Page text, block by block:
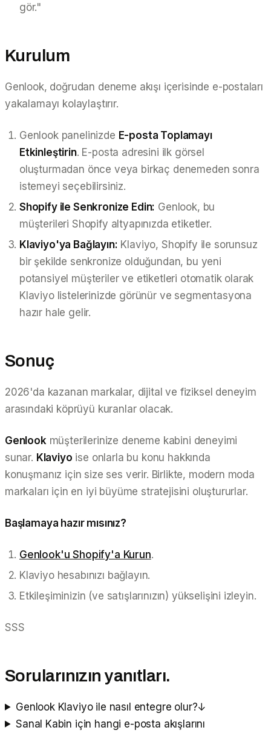
gör."
Kurulum
Genlook, doğrudan deneme akışı içerisinde e-postaları
yakalamayı kolaylaştırır.
Genlook panelinizde E-posta Toplamayı
Etkinleştirin. E-posta adresini ilk görsel
oluşturmadan önce veya birkaç denemeden sonra
istemeyi seçebilirsiniz.
Shopify ile Senkronize Edin: Genlook, bu
müşterileri Shopify altyapınızda etiketler.
Klaviyo'ya Bağlayın: Klaviyo, Shopify ile sorunsuz
bir şekilde senkronize olduğundan, bu yeni
potansiyel müşteriler ve etiketleri otomatik olarak
Klaviyo listelerinizde görünür ve segmentasyona
hazır hale gelir.
Sonuç
2026'da kazanan markalar, dijital ve fiziksel deneyim
arasındaki köprüyü kuranlar olacak.
Genlook müşterilerinize deneme kabini deneyimi
sunar. Klaviyo ise onlarla bu konu hakkında
konuşmanız için size ses verir. Birlikte, modern moda
markaları için en iyi büyüme stratejisini oluştururlar.
Başlamaya hazır mısınız?
Genlook'u Shopify'a Kurun.
Klaviyo hesabınızı bağlayın.
Etkileşiminizin (ve satışlarınızın) yükselişini izleyin.
SSS
Sorularınızın yanıtları.
Genlook Klaviyo ile nasıl entegre olur?↓
Sanal Kabin için hangi e-posta akışlarını